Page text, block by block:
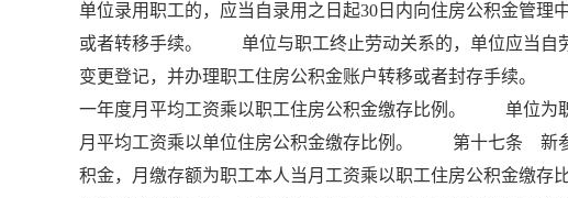
单位录用职工的，应当自录用之日起30日内向住房公积金管理
或者转移手续。 单位与职工终止劳动关系的，单位应当自
变更登记，并办理职工住房公积金账户转移或者封存手续
一年度月平均工资乘以职工住房公积金缴存比例。 单位为
月平均工资乘以单位住房公积金缴存比例。 第十七条 新参
积金，月缴存额为职工本人当月工资乘以职工住房公积金缴